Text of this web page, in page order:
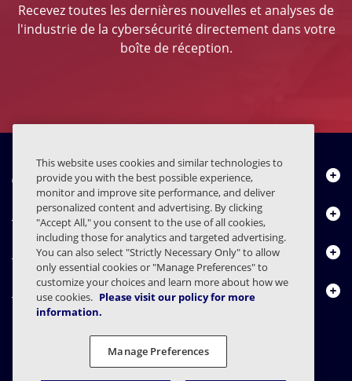
Recevez toutes les dernières nouvelles et analyses de
l'industrie de la cybersécurité directement dans votre
boîte de réception.
À propos de nous
Produits
Centre de ressources
Nous contacter
Déclaration de confidentialité
This website uses cookies and similar technologies to
provide you with the best possible experience,
monitor and improve site performance, and deliver
personalized content and advertising. By clicking
"Accept All," you consent to the use of all cookies,
including those for analytics and targeted advertising.
You can also select "Strictly Necessary Only" to allow
only essential cookies or "Manage Preferences" to
customize your choices and learn more about how we
use cookies. Please visit our policy for more
information.
Manage Preferences